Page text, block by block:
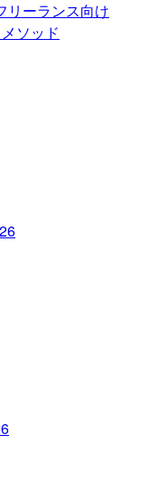
リーランス向け
ソッド